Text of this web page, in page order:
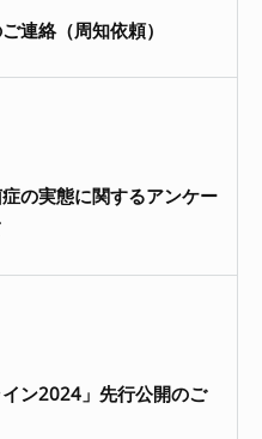
連絡（周知依頼）
の実態に関するアンケー
イン2024」先行公開のご